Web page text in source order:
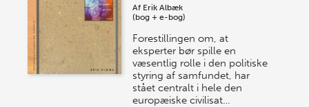
Af Erik Albæk
(bog + e-bog)
Forestillingen om, at
eksperter bør spille en
væsentlig rolle i den politiske
styring af samfundet, har
stået centralt i hele den
europæiske civilisat…